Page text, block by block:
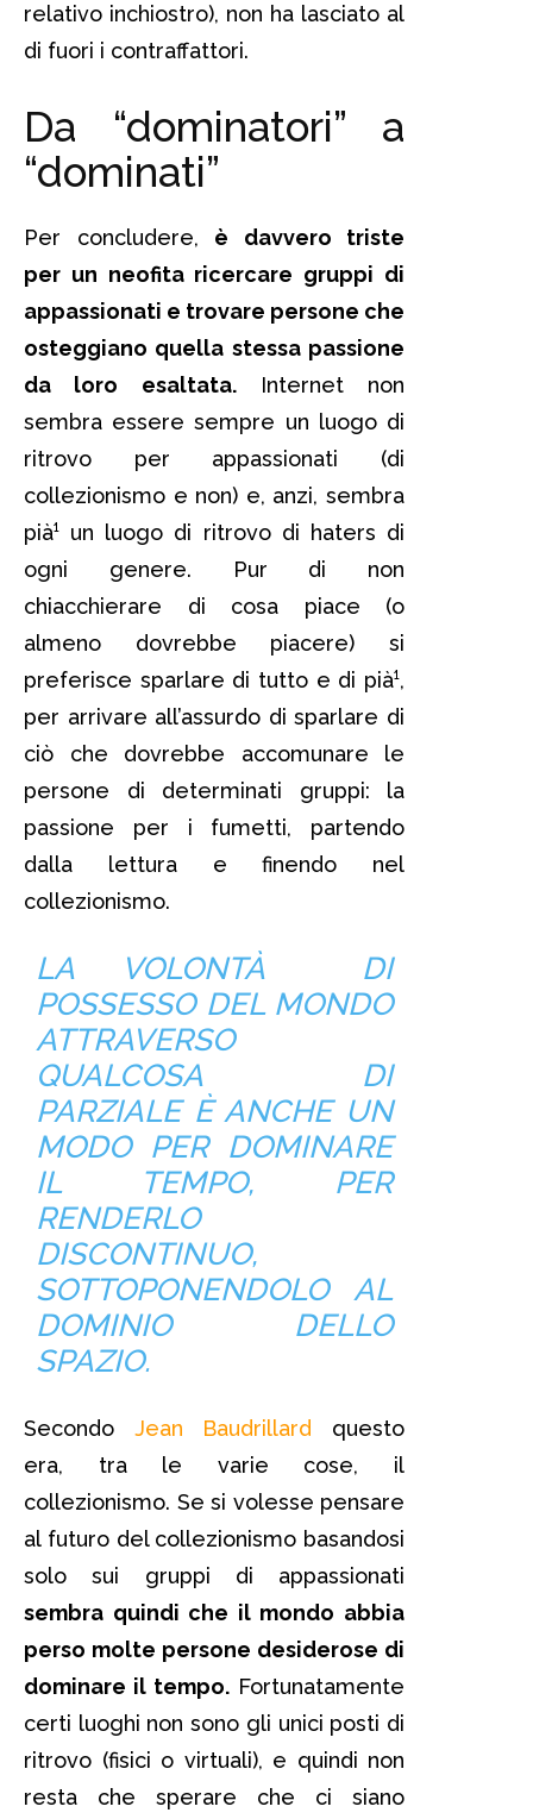
relativo inchiostro), non ha lasciato al
di fuori i contraffattori.
Da “dominatori” a
“dominati”
Per concludere, è davvero triste
per un neofita ricercare gruppi di
appassionati e trovare persone che
osteggiano quella stessa passione
da loro esaltata.Internet non
sembra essere sempre un luogo di
ritrovo per appassionati (di
collezionismo e non) e, anzi, sembra
pià¹ un luogo di ritrovo di haters di
ogni genere. Pur di non
chiacchierare di cosa piace (o
almeno dovrebbe piacere) si
preferisce sparlare di tutto e di pià¹,
per arrivare all’assurdo di sparlare di
ciò che dovrebbe accomunare le
persone di determinati gruppi: la
passione per i fumetti, partendo
dalla lettura e finendo nel
collezionismo.
LA VOLONTÀ DI
POSSESSO DEL MONDO
ATTRAVERSO
QUALCOSA DI
PARZIALE È ANCHE UN
MODO PER DOMINARE
IL TEMPO, PER
RENDERLO
DISCONTINUO,
SOTTOPONENDOLO AL
DOMINIO DELLO
SPAZIO.
Secondo Jean Baudrillard questo
era, tra le varie cose, il
collezionismo. Se si volesse pensare
al futuro del collezionismo basandosi
solo sui gruppi di appassionati
sembra quindi che il mondo abbia
perso molte persone desiderose di
dominare il tempo. Fortunatamente
certi luoghi non sono gli unici posti di
ritrovo (fisici o virtuali), e quindi non
resta che sperare che ci siano